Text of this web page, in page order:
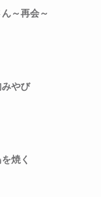
～再会～
やび
焼く